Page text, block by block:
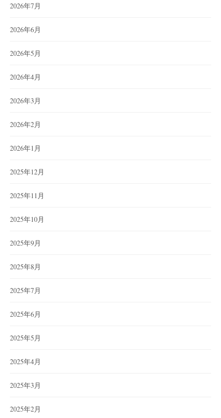
2026年7月
2026年6月
2026年5月
2026年4月
2026年3月
2026年2月
2026年1月
2025年12月
2025年11月
2025年10月
2025年9月
2025年8月
2025年7月
2025年6月
2025年5月
2025年4月
2025年3月
2025年2月